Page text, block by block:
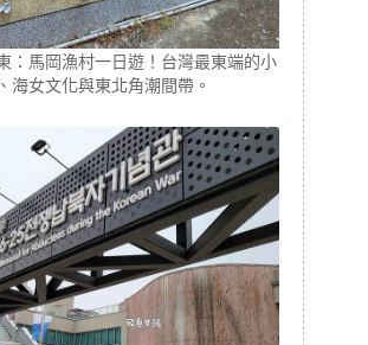
：馬岡漁村一日遊！台灣最東端的小
海女文化與東北角潮間帶。